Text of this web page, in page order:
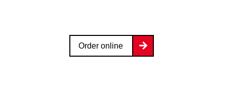
Order online